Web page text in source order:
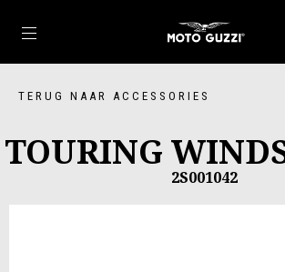
Ga naar de hoofdcontent
TERUG NAAR ACCESSORIES
TOURING
2S001042